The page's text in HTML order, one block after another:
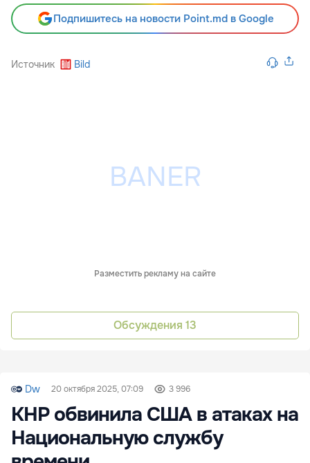
Подпишитесь на новости Point.md в Google
Источник Bild
Разместить рекламу на сайте
Обсуждения 13
Dw 20 октября 2025, 07:09 3 996
КНР обвинила США в атаках на
Национальную службу